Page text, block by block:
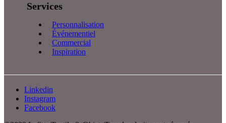
Services
Personnalisation
Événementiel
Commercial
Inspiration
Linkedin
Instagram
Facebook